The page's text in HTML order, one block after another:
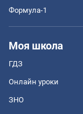
Формула-1
Моя школа
ГДЗ
Онлайн уроки
ЗНО